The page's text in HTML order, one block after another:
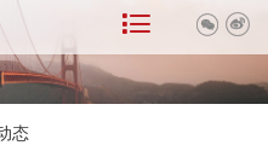
 

态